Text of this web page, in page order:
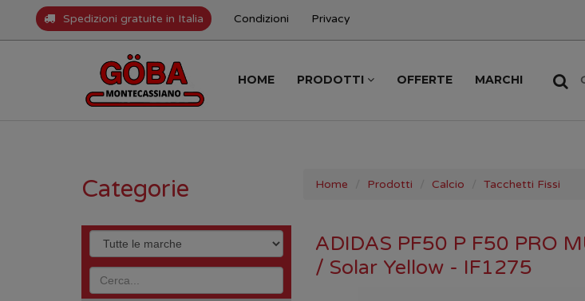
Spedizioni gratuite in Italia Condizioni Privacy
HOME PRODOTTI OFFERTE MARCHI
Home Prodotti Calcio Tacchetti Fissi
ADIDAS PF50 P F50 PRO
/ Solar Yellow - IF1275
Categorie